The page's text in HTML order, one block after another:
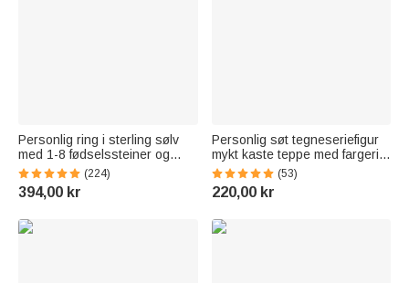
Personlig ring i sterling sølv
med 1-8 fødselssteiner og
gravert tekst Bursdagsgave til
mor og bestemor
(224)
394,00 kr
Personlig søt tegneseriefigur
mykt kaste teppe med fargerik
ordsky hjemmeinnredning
bursdagsgave til gutter jenter
familie
(53)
220,00 kr